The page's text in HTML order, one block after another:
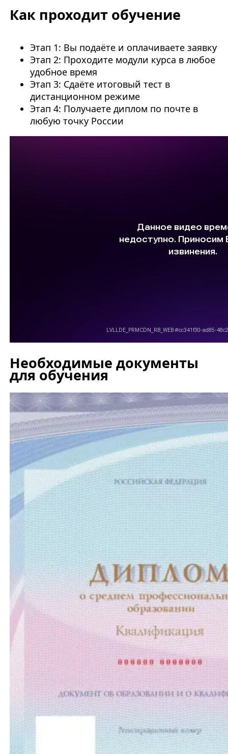
Как проходит обучение
Этап 1: Вы подаёте и оплачиваете заявку
Этап 2: Проходите модули курса в любое
удобное время
Этап 3: Сдаёте итоговый тест в
дистанционном режиме
Этап 4: Получаете диплом по почте в
любую точку России
Необходимые документы
для обучения